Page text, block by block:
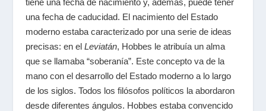
una fecha de caducidad. El nacimiento del Estado
moderno estaba caracterizado por una serie de ideas
precisas: en el Leviatán, Hobbes le atribuía un alma
que se llamaba “soberanía”. Este concepto va de la
mano con el desarrollo del Estado moderno a lo largo
de los siglos. Todos los filósofos políticos la abordaron
desde diferentes ángulos. Hobbes estaba convencido